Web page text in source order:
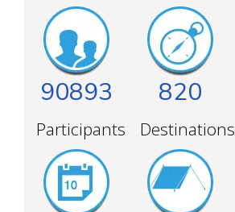
90893
Participants
820
Destinations